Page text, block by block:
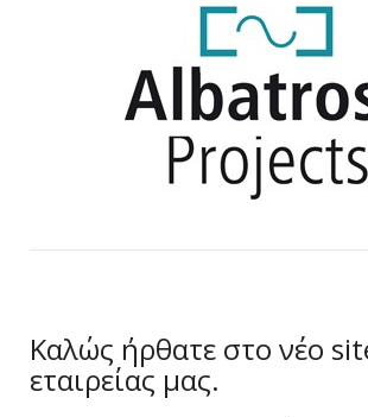
Καλώς ήρθατε στο νέο
εταιρείας μας.